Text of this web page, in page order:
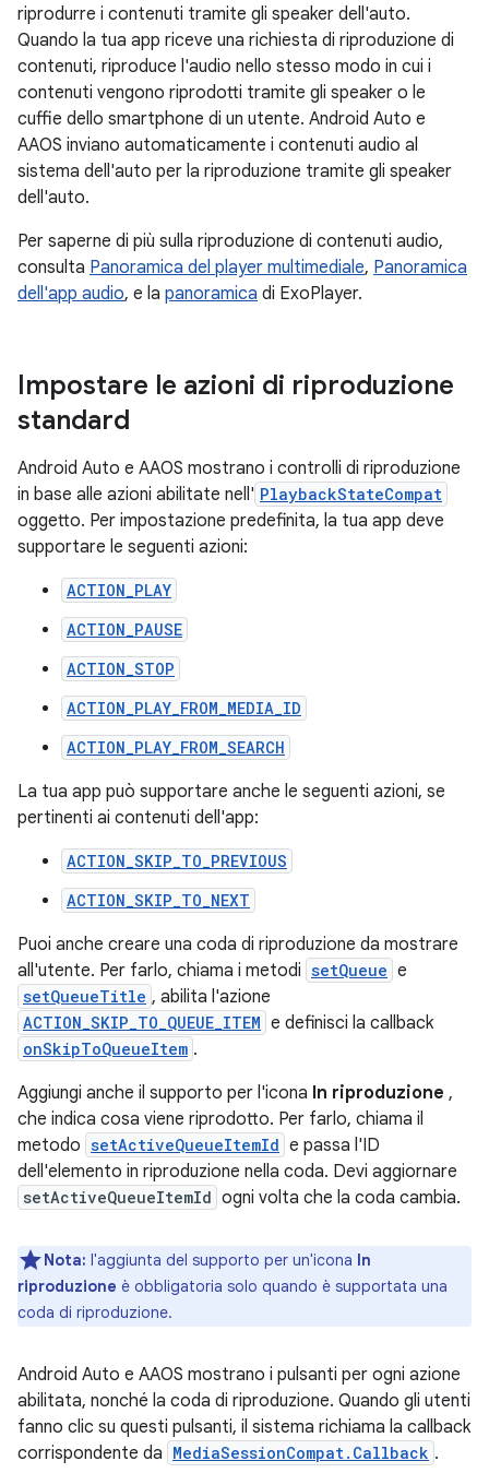
riprodurre i contenuti tramite gli speaker dell'auto.
Quando la tua app riceve una richiesta di riproduzione di
contenuti, riproduce l'audio nello stesso modo in cui i
contenuti vengono riprodotti tramite gli speaker o le
cuffie dello smartphone di un utente. Android Auto e
AAOS inviano automaticamente i contenuti audio al
sistema dell'auto per la riproduzione tramite gli speaker
dell'auto.
Per saperne di più sulla riproduzione di contenuti audio,
consulta Panoramica del player multimediale, Panoramica
dell'app audio, e la panoramica di ExoPlayer.
Impostare le azioni di riproduzione
standard
Android Auto e AAOS mostrano i controlli di riproduzione
in base alle azioni abilitate nell' PlaybackStateCompat
oggetto. Per impostazione predefinita, la tua app deve
supportare le seguenti azioni:
ACTION_PLAY
ACTION_PAUSE
ACTION_STOP
ACTION_PLAY_FROM_MEDIA_ID
ACTION_PLAY_FROM_SEARCH
La tua app può supportare anche le seguenti azioni, se
pertinenti ai contenuti dell'app:
ACTION_SKIP_TO_PREVIOUS
ACTION_SKIP_TO_NEXT
Puoi anche creare una coda di riproduzione da mostrare
all'utente. Per farlo, chiama i metodi setQueue e
setQueueTitle , abilita l'azione
ACTION_SKIP_TO_QUEUE_ITEM e definisci la callback
onSkipToQueueItem .
Aggiungi anche il supporto per l'icona In riproduzione ,
che indica cosa viene riprodotto. Per farlo, chiama il
metodo setActiveQueueItemId e passa l'ID
dell'elemento in riproduzione nella coda. Devi aggiornare
setActiveQueueItemId ogni volta che la coda cambia.
Nota: l'aggiunta del supporto per un'icona In
riproduzione è obbligatoria solo quando è supportata una
coda di riproduzione.
Android Auto e AAOS mostrano i pulsanti per ogni azione
abilitata, nonché la coda di riproduzione. Quando gli utenti
fanno clic su questi pulsanti, il sistema richiama la callback
corrispondente da MediaSessionCompat.Callback .